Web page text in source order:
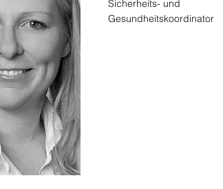
Sicherheits- und
Gesundheitskoordinator